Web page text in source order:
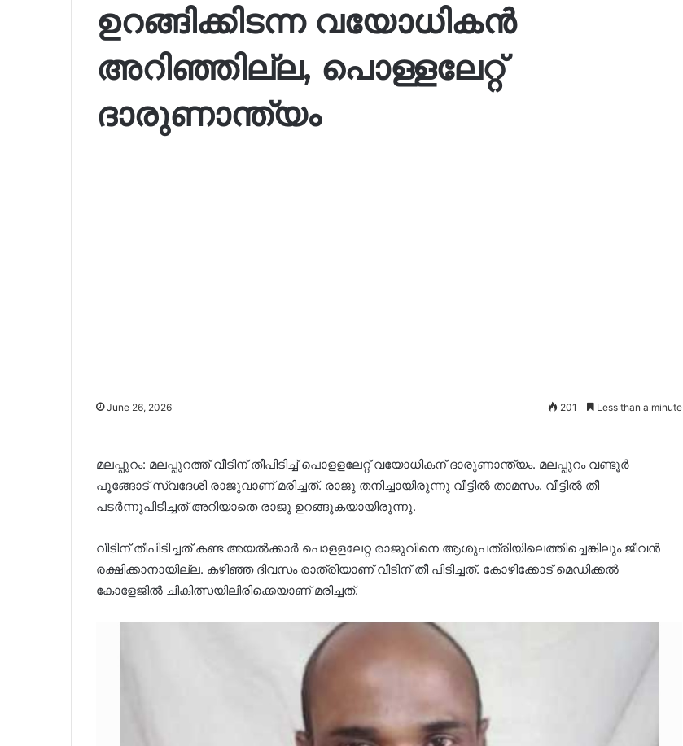
ഉറങ്ങിക്കിടന്ന വയോധികൻ
അറി‍ഞ്ഞില്ല, പൊള്ളലേറ്റ്
ദാരുണാന്ത്യം
June 26, 2026 201 Less than a minute
മലപ്പുറം: മലപ്പുറത്ത് വീടിന് തീപിടിച്ച് പൊളളലേറ്റ് വയോധികന് ദാരുണാന്ത്യം. മലപ്പുറം വണ്ടൂർ
പൂങ്ങോട് സ്വദേശി രാജുവാണ് മരിച്ചത്. രാജു തനിച്ചായിരുന്നു വീട്ടിൽ താമസം. വീട്ടിൽ തീ
പടർന്നുപിടിച്ചത് അറിയാതെ രാജു ഉറങ്ങുകയായിരുന്നു.
വീടിന് തീപിടിച്ചത് കണ്ട അയൽക്കാർ പൊളളലേറ്റ രാജുവിനെ ആശുപത്രിയിലെത്തിച്ചെങ്കിലും ജീവൻ
രക്ഷിക്കാനായില്ല. കഴിഞ്ഞ ദിവസം രാത്രിയാണ് വീടിന് തീ പിടിച്ചത്. കോഴിക്കോട് മെഡിക്കൽ
കോളേജിൽ ചികിത്സയിലിരിക്കെയാണ് മരിച്ചത്.